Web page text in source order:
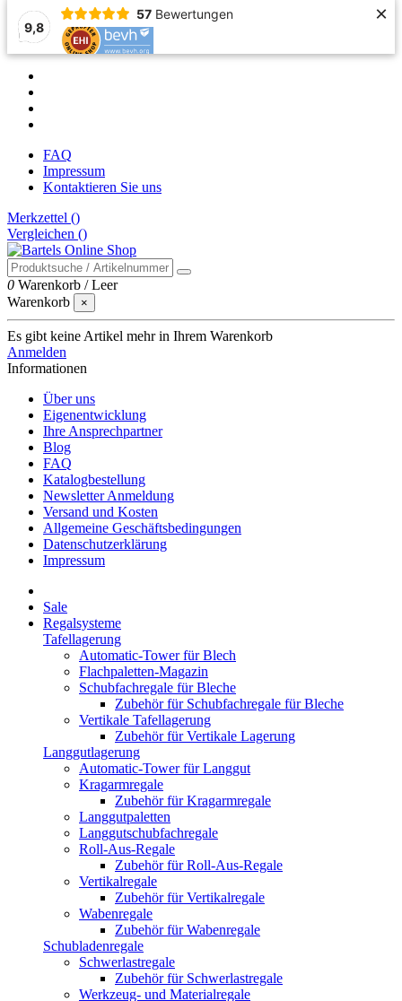
9,8
57 Bewertungen ×
FAQ
Impressum
Kontaktieren Sie uns
Merkzettel ()
Vergleichen ()
0 Warenkorb /Leer
Warenkorb
×
Es gibt keine Artikel mehr in Ihrem Warenkorb
Anmelden
Informationen
Über uns
Eigenentwicklung
Ihre Ansprechpartner
Blog
FAQ
Katalogbestellung
Newsletter Anmeldung
Versand und Kosten
Allgemeine Geschäftsbedingungen
Datenschutzerklärung
Impressum
Sale
Regalsysteme
Tafellagerung
Automatic-Tower für Blech
Flachpaletten-Magazin
Schubfachregale für Bleche
Zubehör für Schubfachregale für Bleche
Vertikale Tafellagerung
Zubehör für Vertikale Lagerung
Langgutlagerung
Automatic-Tower für Langgut
Kragarmregale
Zubehör für Kragarmregale
Langgutpaletten
Langgutschubfachregale
Roll-Aus-Regale
Zubehör für Roll-Aus-Regale
Vertikalregale
Zubehör für Vertikalregale
Wabenregale
Zubehör für Wabenregale
Schubladenregale
Schwerlastregale
Zubehör für Schwerlastregale
Werkzeug- und Materialregale